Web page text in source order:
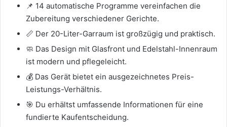
📌 14 automatische Programme vereinfachen die
Zubereitung verschiedener Gerichte.
📏 Der 20-Liter-Garraum ist großzügig und praktisch.
🧼 Das Design mit Glasfront und Edelstahl-Innenraum
ist modern und pflegeleicht.
💰 Das Gerät bietet ein ausgezeichnetes Preis-
Leistungs-Verhältnis.
🎯 Du erhältst umfassende Informationen für eine
fundierte Kaufentscheidung.